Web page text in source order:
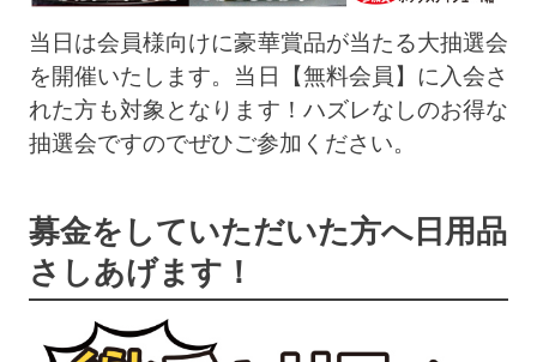
当日は会員様向けに豪華賞品が当たる大抽選会
を開催いたします。当日【無料会員】に入会さ
れた方も対象となります！ハズレなしのお得な
抽選会ですのでぜひご参加ください。
募金をしていただいた方へ日用品
さしあげます！